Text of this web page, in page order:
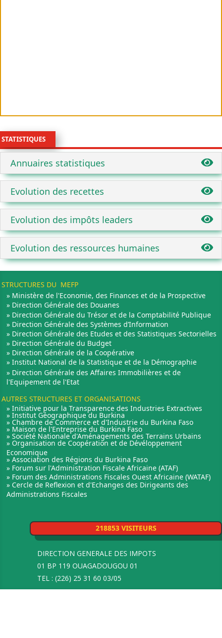
STATISTIQUES
Annuaires statistiques
Evolution des recettes
Evolution des impôts leaders
Evolution des ressources humaines
STRUCTURES DU MEFP
» Ministère de l'Economie, des Finances et de la Prospective
» Direction Générale des Douanes
» Direction Générale du Trésor et de la Comptabilité Publique
» Direction Générale des Systèmes d’Information
» Direction Générale des Etudes et des Statistiques Sectorielles
» Direction Générale du Budget
» Direction Générale de la Coopérative
» Institut National de la Statistique et de la Démographie
» Direction Générale des Affaires Immobilières et de
l'Equipement de l'Etat
AUTRES STRUCTURES ET ORGANISATIONS
» Initiative pour la Transparence des Industries Extractives
» Institut Géographique du Burkina
» Chambre de Commerce et d'Industrie du Burkina Faso
» Maison de l'Entreprise du Burkina Faso
» Société Nationale d'Aménagements des Terrains Urbains
» Organisation de Coopération et de Dévéloppement
Economique
» Association des Régions du Burkina Faso
» Forum sur l'Administration Fiscale Africaine (ATAF)
» Forum des Administrations Fiscales Ouest Africaine (WATAF)
» Cercle de Reflexion et d'Echanges des Dirigeants des
Administrations Fiscales
218853 VISITEURS
DIRECTION GENERALE DES IMPOTS
01 BP 119 OUAGADOUGOU 01
TEL : (226) 25 31 60 03/05